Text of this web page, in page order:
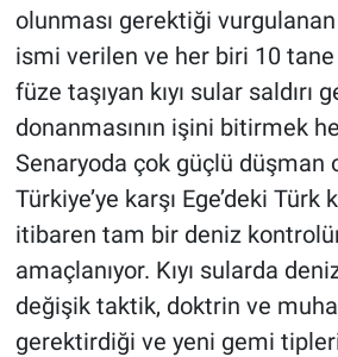
olunması gerektiği
ismi verilen ve her biri 10
füze taşıyan kıyı sular saldırı
donanmasının işini bitirmek
Senaryoda çok güçlü düşman
Türkiye’ye karşı Ege’deki Türk
itibaren tam bir deniz
amaçlanıyor. Kıyı sularda
değişik taktik, doktrin ve
gerektirdiği ve yeni gemi